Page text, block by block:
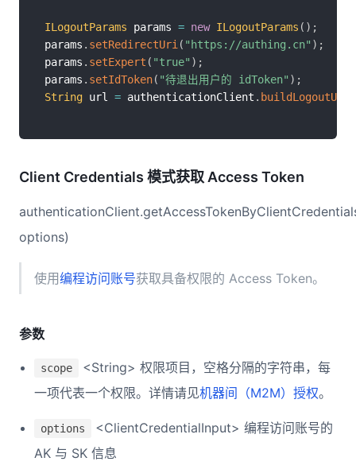
ILogoutParams params = new ILogoutParams ( ) ;
params . setRedirectUri ( "https://authing.cn" ) ;
params . setExpert ( "true" ) ;
params . setIdToken( "待退出用户的 idToken" ) ;
String url = authenticationClient . buildLogoutUrl
Client Credentials 模式获取 Access Token
options)
使用编程访问账号获取具备权限的 Access Token。
参数
scope
<String> 权限项目，空格分隔的字符串，每
一项代表一个权限。详情请见机器间（M2M）授权。
options
<ClientCredentialInput> 编程访问账号的
AK 与 SK 信息